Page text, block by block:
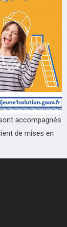
accompagnés
de mises en